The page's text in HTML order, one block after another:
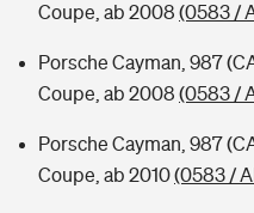
Coupe, ab 2008 (0583 /
Porsche Cayman, 987
Coupe, ab 2008 (0583 /
Porsche Cayman, 987
Coupe, ab 2010(0583 /